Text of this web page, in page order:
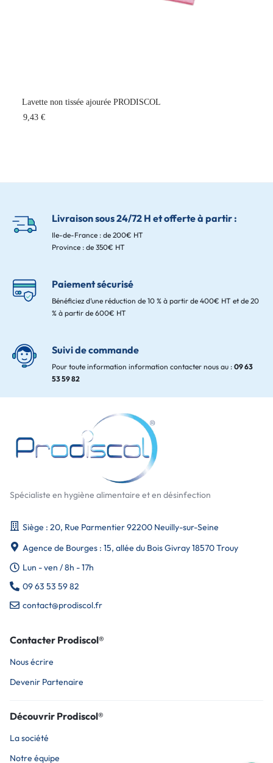
Lavette non tissée ajourée PRODISCOL
9,43 €
Livraison sous 24/72 H et offerte à partir :
Ile-de-France : de 200€ HT
Province : de 350€ HT
Paiement sécurisé
Bénéficiez d’une réduction de 10 % à partir de 400€ HT et de 20
% à partir de 600€ HT
Suivi de commande
Pour toute information information contacter nous au : 09 63
53 59 82
Spécialiste en hygiène alimentaire et en désinfection
Siège : 20, Rue Parmentier 92200 Neuilly-sur-Seine
Agence de Bourges : 15, allée du Bois Givray 18570 Trouy
Lun - ven / 8h - 17h
09 63 53 59 82
contact@prodiscol.fr
Contacter Prodiscol®
Nous écrire
Devenir Partenaire
Découvrir Prodiscol®
La société
Notre équipe